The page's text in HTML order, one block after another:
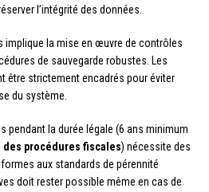
l’intégrité des données.
implique la mise en œuvre de contrôles
de sauvegarde robustes. Les
être strictement encadrés pour éviter
du système.
pendant la durée légale (6 ans minimum
des procédures fiscales) nécessite des
aux standards de pérennité
doit rester possible même en cas de